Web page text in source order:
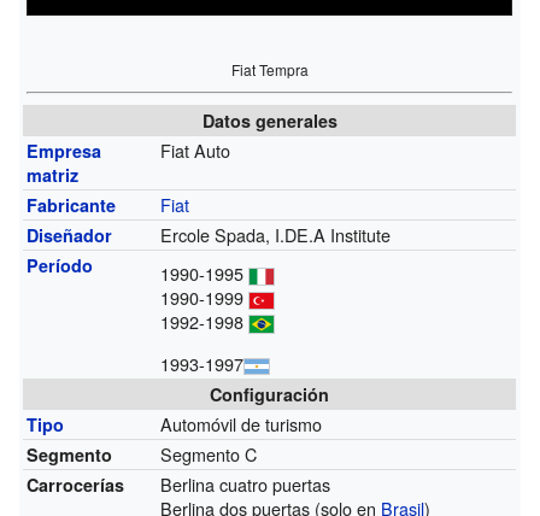
Fiat Tempra
Datos generales
Empresa
matriz
Fiat Auto
Fabricante Fiat
Diseñador Ercole Spada, I.DE.A Institute
Período
1990-1995
1990-1999
1992-1998
1993-1997
Configuración
Tipo
Automóvil de turismo
Segmento Segmento C
Carrocerías
Berlina cuatro puertas
Berlina dos puertas (solo en Brasil)